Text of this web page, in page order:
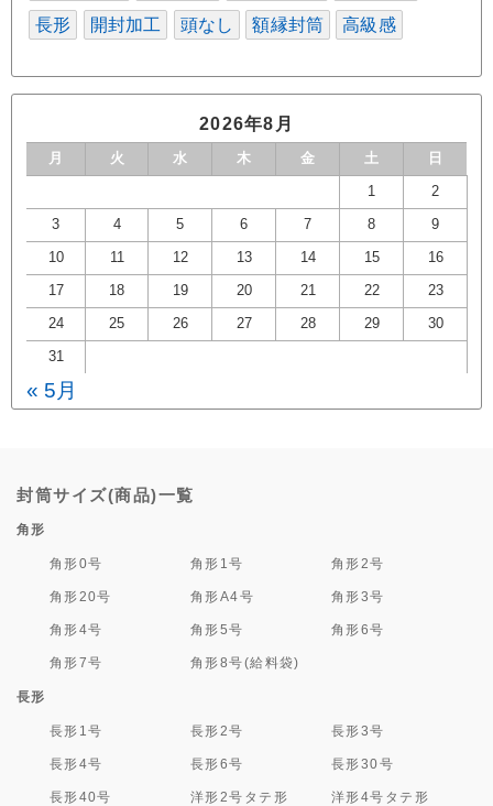
長形 開封加工 頭なし 額縁封筒 高級感
2026年8月
月 火 水 木 金 土 日
1 2
3 4 5 6 7 8 9
10 11 12 13 14 15 16
17 18 19 20 21 22 23
24 25 26 27 28 29 30
31
« 5月
封筒サイズ(商品)一覧
角形
角形0号 角形1号 角形2号
角形20号 角形A4号 角形3号
角形4号 角形5号 角形6号
角形7号 角形8号(給料袋)
長形
長形1号 長形2号 長形3号
長形4号 長形6号 長形30号
長形40号 洋形2号タテ形 洋形4号タテ形